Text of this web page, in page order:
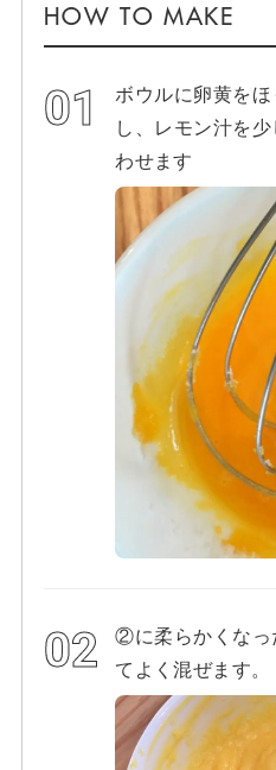
ボウルに卵黄を
し、レモン汁を
わせます
②に柔らかくなっ
てよく混ぜます。